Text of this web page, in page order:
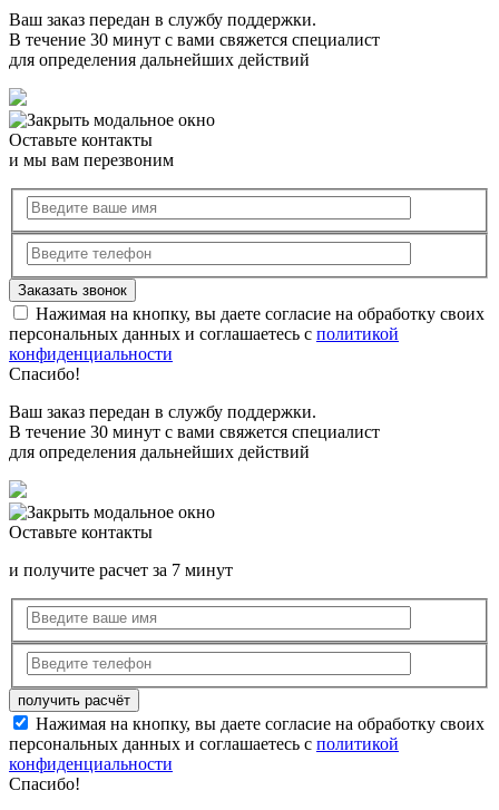
Ваш заказ передан в службу поддержки.
В течение 30 минут с вами свяжется специалист
для определения дальнейших действий
Оставьте контакты
и мы вам перезвоним
Нажимая на кнопку, вы даете согласие на обработку своих
персональных данных и соглашаетесь с политикой
конфиденциальности
Спасибо!
Ваш заказ передан в службу поддержки.
В течение 30 минут с вами свяжется специалист
для определения дальнейших действий
Оставьте контакты
и получите расчет за 7 минут
Нажимая на кнопку, вы даете согласие на обработку своих
персональных данных и соглашаетесь с политикой
конфиденциальности
Спасибо!